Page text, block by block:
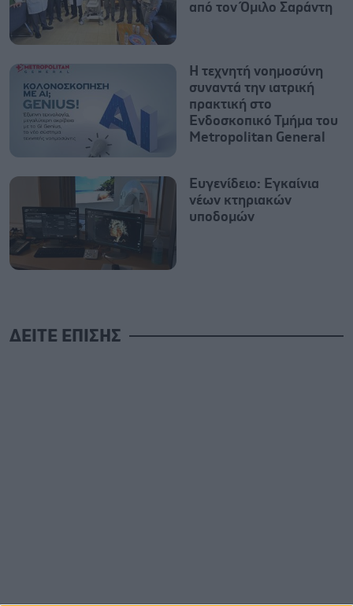
από τον Όμιλο Σαράντη
Η τεχνητή νοημοσύνη
συναντά την ιατρική
πρακτική στο
Ενδοσκοπικό Τμήμα του
Metropolitan General
Ευγενίδειο: Εγκαίνια
νέων κτηριακών
υποδομών
ΔΕΙΤΕ ΕΠΙΣΗΣ